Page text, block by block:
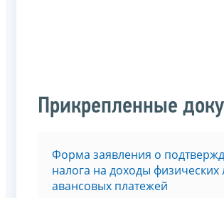
Прикрепленные
Форма заявления о
налога на доходы
авансовых платежей